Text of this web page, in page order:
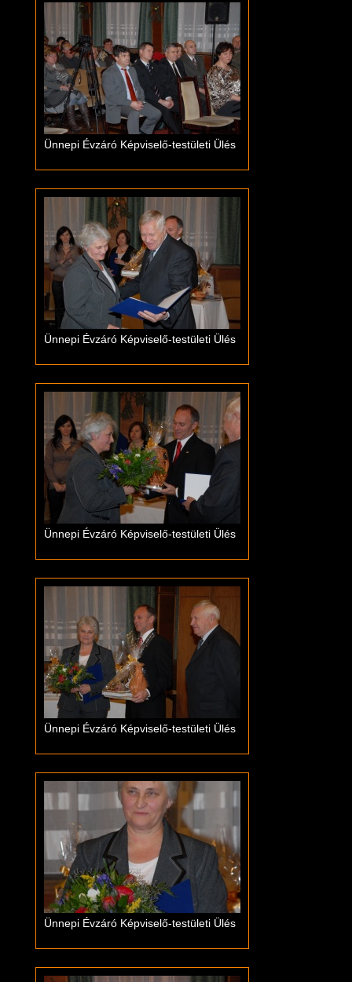
Ünnepi Évzáró Képviselő-testületi Ülés
Ünnepi Évzáró Képviselő-testületi Ülés
Ünnepi Évzáró Képviselő-testületi Ülés
Ünnepi Évzáró Képviselő-testületi Ülés
Ünnepi Évzáró Képviselő-testületi Ülés